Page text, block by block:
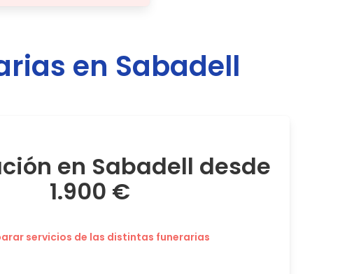
en Sabadell
en Sabadell desde
1.900 €
servicios de las distintas funerarias